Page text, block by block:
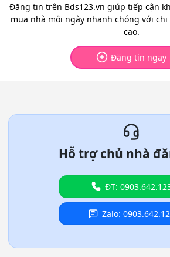
Đăng tin trên Bds123.vn giúp tiếp cận
mua nhà mỗi ngày nhanh chóng với
cao.
Đăng tin ngay
Hỗ trợ chủ nhà
ĐT:
Zalo: